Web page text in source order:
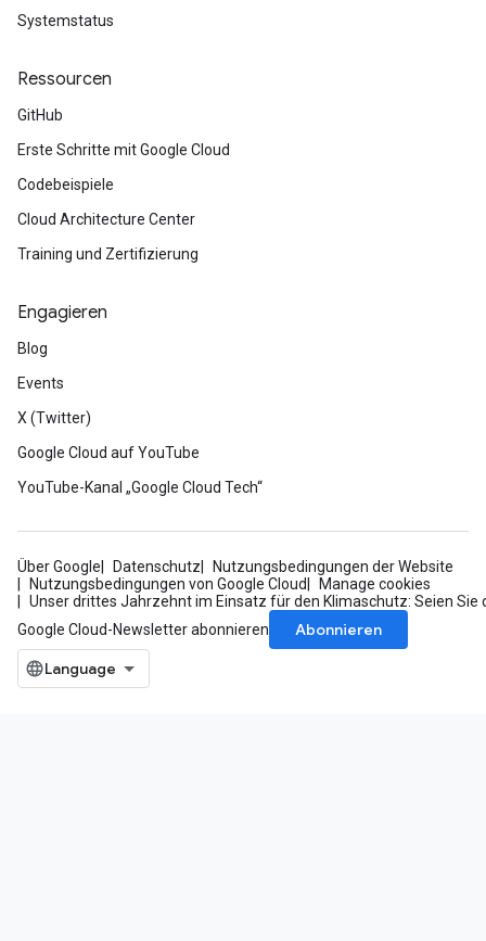
Systemstatus
Ressourcen
GitHub
Erste Schritte mit Google Cloud
Codebeispiele
Cloud Architecture Center
Training und Zertifizierung
Engagieren
Blog
Events
X (Twitter)
Google Cloud auf YouTube
YouTube-Kanal „Google Cloud Tech“
Über Google Datenschutz
Nutzungsbedingungen der Website
Nutzungsbedingungen von Google Cloud
Manage cookies
Unser drittes Jahrzehnt im Einsatz für den Klimaschutz: Seien Sie
Google Cloud-Newsletter abonnieren
Abonnieren